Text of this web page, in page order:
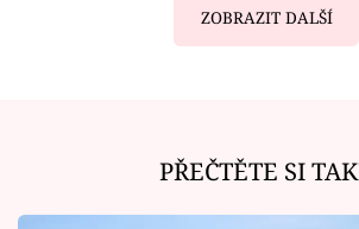
ZOBRAZIT DALŠÍ
PŘEČTĚTE SI